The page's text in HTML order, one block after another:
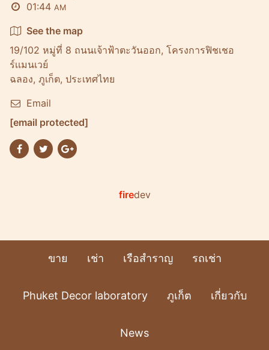
01:44 AM
See the map
19/102 หมู่ที่ 8 ถนนเจ้าฟ้าตะวันออก, โครงการฟิชเชอ
ร์เเมนเวย์
ฉลอง, ภูเก็ต, ประเทศไทย
Email
[email protected]
firedev
ขาย เช่า เรือสำราญ รถเช่า
Phuket Decor laboratory ภูเก็ต เกี่ยวกับ
News